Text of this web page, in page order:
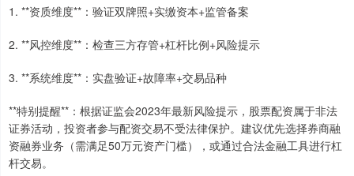
1. **资质维度**：验证双牌照+实缴资本+监管备案
2. **风控维度**：检查三方存管+杠杆比例+风险提示
3. **系统维度**：实盘验证+故障率+交易品种
**特别提醒**：根据证监会2023年最新风险提示，股票配资属于非法
证券活动，投资者参与配资交易不受法律保护。建议优先选择券商融
资融券业务（需满足50万元资产门槛），或通过合法金融工具进行杠
杆交易。
深证成指 14311.01 +200.89 +1.42%